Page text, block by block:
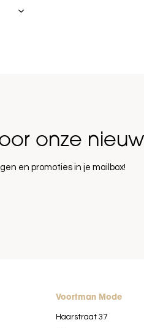
onze
en promoties in je mailbox!
Voortman Mode
Haarstraat 37